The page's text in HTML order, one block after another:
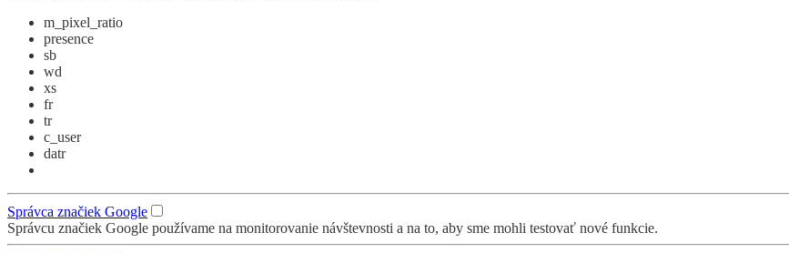
m_pixel_ratio
presence
sb
wd
xs
fr
tr
c_user
datr
Správca značiek Google
Správcu značiek Google používame na monitorovanie návštevnosti a na to, aby sme mohli testovať nové funkcie.